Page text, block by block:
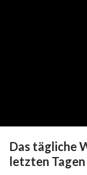
Das tägliche
letzten